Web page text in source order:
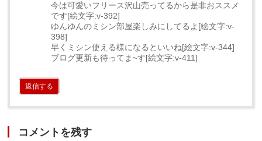
今は可愛いフリース沢山売ってるから是非おススメ
です[絵文字:v-392]
ゆんゆんのミシン部屋楽しみにしてるよ[絵文字:v-
398]
早くミシン使える様になるといいね[絵文字:v-344]
ブログ更新も待ってま~す[絵文字:v-411]
返信する
コメントを残す